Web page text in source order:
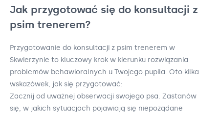
Jak przygotować się do konsultacji z
psim trenerem?
Przygotowanie do konsultacji z psim trenerem w
Skwierzynie to kluczowy krok w kierunku rozwiązania
problemów behawioralnych u Twojego pupila. Oto kilka
wskazówek, jak się przygotować:
Zacznij od uważnej obserwacji swojego psa. Zastanów
się, w jakich sytuacjach pojawiają się niepożądane